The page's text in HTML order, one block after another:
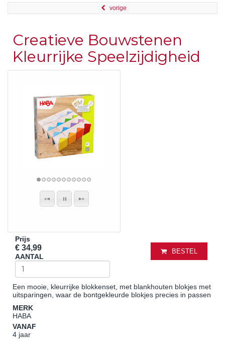
vorige
Creatieve Bouwstenen
Kleurrijke Speelzijdigheid
Prijs
€ 34,99
AANTAL
BESTEL
Een mooie, kleurrijke blokkenset, met blankhouten blokjes met
uitsparingen, waar de bontgekleurde blokjes precies in passen
MERK
HABA
VANAF
4 jaar